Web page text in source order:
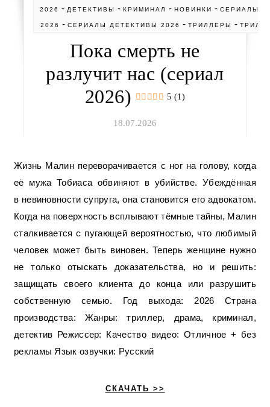
2026 - ДЕТЕКТИВЫ -КРИМИНАЛ -НОВИНКИ -СЕРИАЛЫ
2026 - СЕРИАЛЫ ДЕТЕКТИВЫ 2026 - ТРИЛЛЕРЫ -
Пока смерть не
разлучит нас (сериал
2026)
5 (1)
18.07.2026
Жизнь Малин переворачивается с ног на голову, когда
её мужа Тобиаса обвиняют в убийстве. Убеждённая
в невиновности супруга, она становится его адвокатом.
Когда на поверхность всплывают тёмные тайны, Малин
сталкивается с пугающей вероятностью, что любимый
человек может быть виновен. Теперь женщине нужно
не только отыскать доказательства, но и решить:
защищать своего клиента до конца или разрушить
собственную семью. Год выхода: 2026 Страна
производства: Жанры: триллер, драма, криминал,
детектив Режиссер: Качество видео: Отличное + без
рекламы Язык озвучки: Русский
СКАЧАТЬ >>